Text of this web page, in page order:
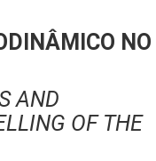
NO
AND
OF THE